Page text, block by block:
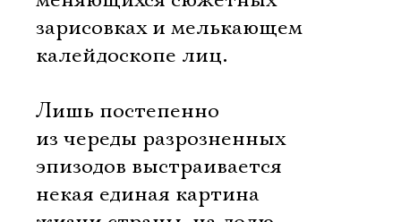
зарисовках и мелькающем
калейдоскопе лиц.
Лишь постепенно
из череды разрозненных
эпизодов выстраивается
некая единая картина